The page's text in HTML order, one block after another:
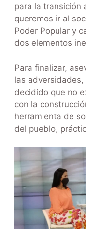
para la transición
queremos ir al
Poder Popular y
dos elementos
Para finalizar,
las
decidido que no
con la
herramienta de
del pueblo,